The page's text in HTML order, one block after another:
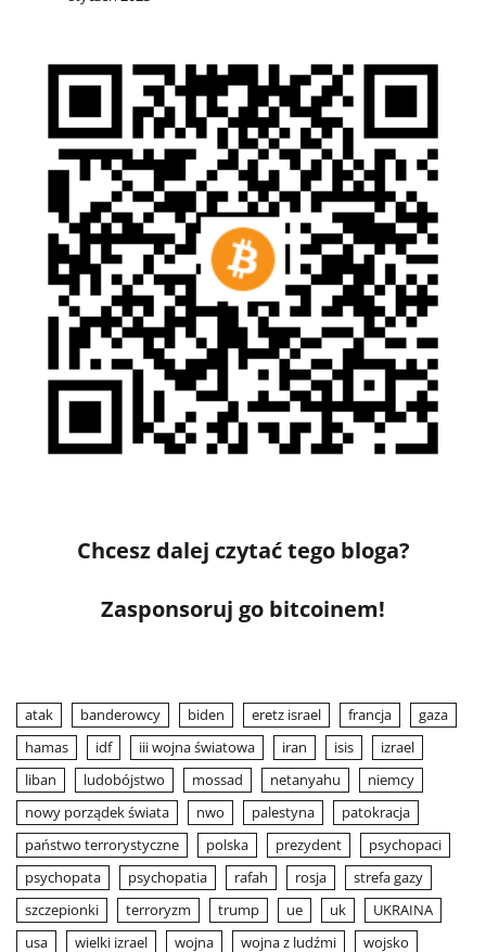
Chcesz dalej czytać tego bloga?
Zasponsoruj go bitcoinem!
atak banderowcy biden eretz israel francja
gaza
hamas
idf iii wojna światowa iran isis
izrael
liban
ludobójstwo mossad netanyahu
niemcy
nowy porządek świata
nwo palestyna
patokracja
państwo terrorystyczne
polska prezydent
psychopaci
psychopata
psychopatia rafah rosja
strefa gazy
szczepionki
terroryzm trump ue uk
UKRAINA
usa
wielki izrael wojna wojna z ludźmi wojsko